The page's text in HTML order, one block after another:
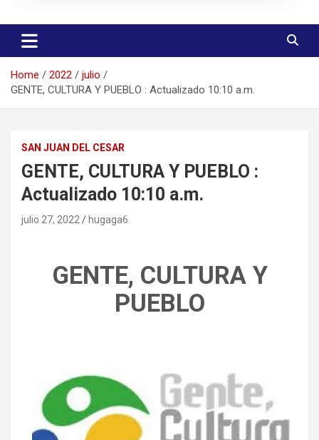
Gente Cultura y Pueblo
Home 2022
julio
GENTE, CULTURA Y PUEBLO : Actualizado 10:10 a.m.
SAN JUAN DEL CESAR
GENTE, CULTURA Y PUEBLO :
Actualizado 10:10 a.m.
julio 27, 2022 hugaga6
GENTE, CULTURA Y
PUEBLO